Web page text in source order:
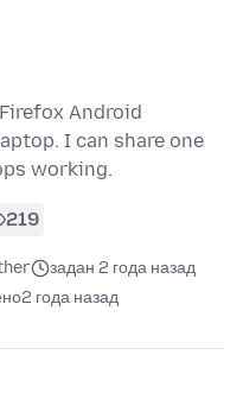
Android
I can share one
working.
219
задан 2 года назад
2 года назад